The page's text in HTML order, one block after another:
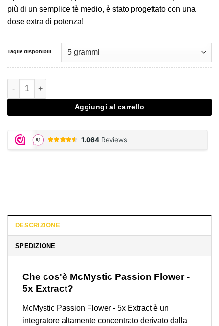
più di un semplice tè medio, è stato progettato con una
dose extra di potenza!
Taglie disponibili
Passion Flower 5X Extract quantità
Aggiungi al carrello
DESCRIZIONE
SPEDIZIONE
Che cos'è McMystic Passion Flower -
5x Extract?
McMystic Passion Flower - 5x Extract è un
integratore altamente concentrato derivato dalla